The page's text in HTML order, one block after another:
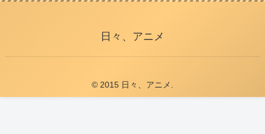
日々、アニメ
© 2015 日々、アニメ.